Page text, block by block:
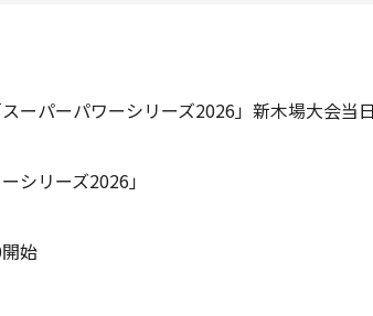
ーパーパワーシリーズ2026」新木場大会当
シリーズ2026」
始